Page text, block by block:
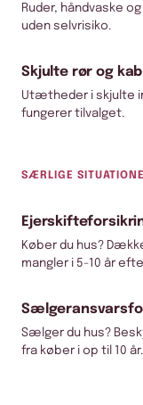
Ruder, håndvaske
uden selvrisiko.
Skjulte rør og
Utætheder i skjulte
fungerer tilvalget.
SÆRLIGE
Køber du hus?
mangler i 5-10 år
Sælger du hus?
fra køber i op til 10 år.